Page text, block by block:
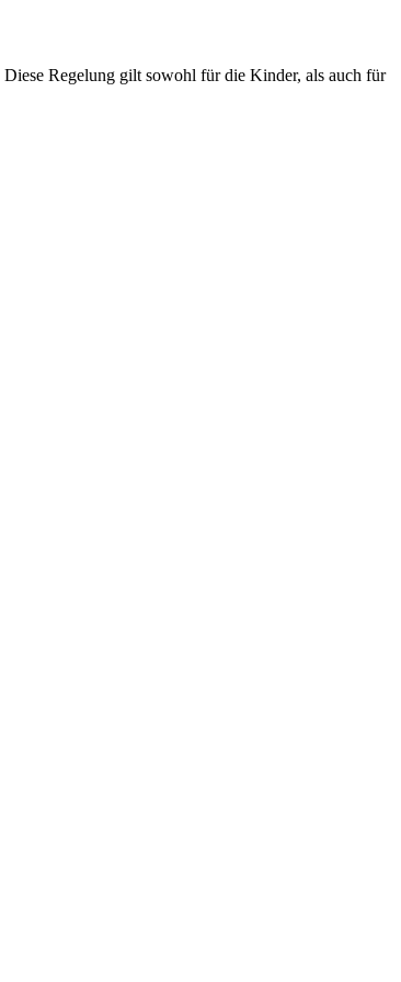
Regelung gilt sowohl für die Kinder, als auch für